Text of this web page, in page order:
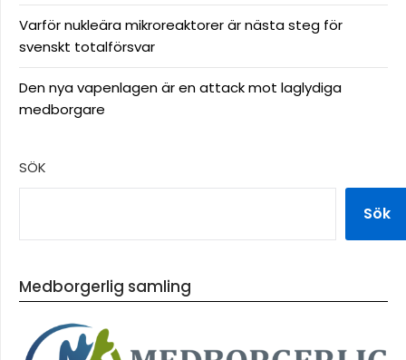
Varför nukleära mikroreaktorer är nästa steg för
svenskt totalförsvar
Den nya vapenlagen är en attack mot laglydiga
medborgare
SÖK
Sök
Medborgerlig samling